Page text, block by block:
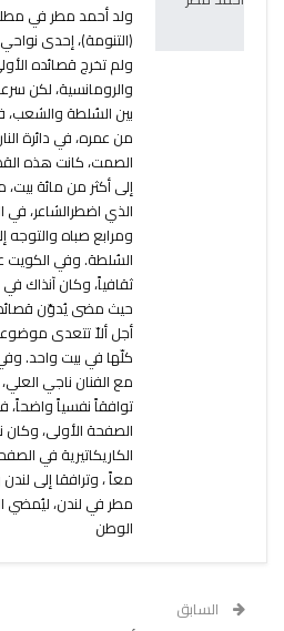
ولد أحمد مطر في
(التنومة)، إحدى
ولم تخرج قصائده
والرومانسية، لكن
بين السُلطة والشعب،
من عمره، في دائرة
الصمت، كانت هذه
إلى أكثر من مائة
الذي اضطرالشاعر، في
ومرابع صباه والتوجه
السُلطة. وفي الكويت
ثقافياً، وكان آنذاك
حيث مضى يُدوّن
أجل ألاّ تتعدى
كلّها في بيت واحد.
مع الفنان ناجي
توافقاً نفسياً واضحاً،
الصفحة الأولى، وكان
الكاريكاتيرية في
مطر في لندن، ليُمضي
الوطن
السابق